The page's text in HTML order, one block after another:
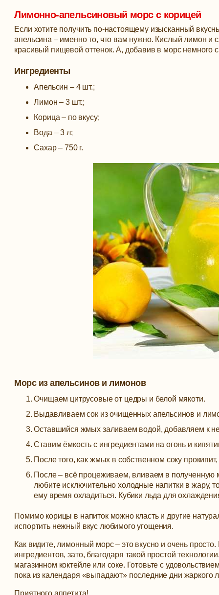
Лимонно-апельсиновый морс с корицей
Если хотите получить по-настоящему изысканный
апельсина – именно то, что вам нужно. Кислый лимон и
красивый пищевой оттенок. А, добавив в морс немного
Ингредиенты
Апельсин – 4 шт.;
Лимон – 3 шт.;
Корица – по вкусу;
Вода – 3 л;
Сахар – 750 г.
Морс из апельсинов и лимонов
Очищаем цитрусовые от цедры и белой мякоти.
Выдавливаем сок из очищенных апельсинов и
Оставшийся жмых заливаем водой, добавляем к
Ставим ёмкость с ингредиентами на огонь и
После того, как жмых в собственном соку
После – всё процеживаем, вливаем в
любите исключительно холодные напитки в жару,
ему время охладиться. Кубики льда для
Помимо корицы в напиток можно класть и другие
испортить нежный вкус любимого угощения.
Как видите, лимонный морс – это вкусно и очень
ингредиентов, зато, благодаря такой простой
магазинном коктейле или соке. Готовьте с
пока из календаря «выпадают» последние дни жаркого
Приятного аппетита!